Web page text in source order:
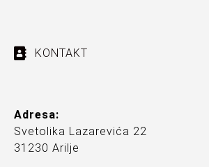
KONTAKT
Adresa:
Svetolika Lazarevića 22
31230 Arilje